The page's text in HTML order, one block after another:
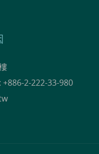
+886-2-222-33-980